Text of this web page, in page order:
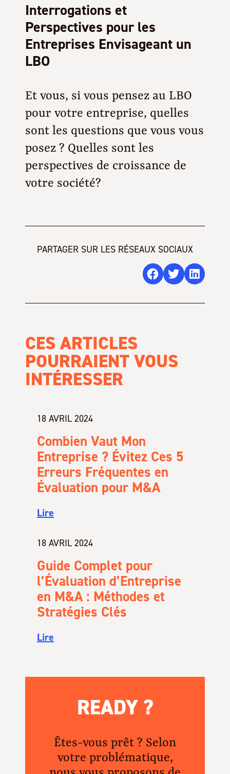
Interrogations et
Perspectives pour les
Entreprises Envisageant un
LBO
Et vous, si vous pensez au LBO
pour votre entreprise, quelles
sont les questions que vous vous
posez ? Quelles sont les
perspectives de croissance de
votre société?
PARTAGER SUR LES RÉSEAUX SOCIAUX
CES ARTICLES
POURRAIENT VOUS
INTÉRESSER
18 AVRIL 2024
Combien Vaut Mon
Entreprise ? Évitez Ces 5
Erreurs Fréquentes en
Évaluation pour M&A
Lire
18 AVRIL 2024
Guide Complet pour
l’Évaluation d’Entreprise
en M&A : Méthodes et
Stratégies Clés
Lire
READY ?
Êtes-vous prêt ? Selon
votre problématique,